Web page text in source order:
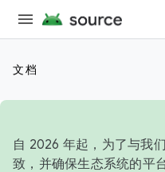
文档
自 2026 年起，为了与我
致，并确保生态系统的平